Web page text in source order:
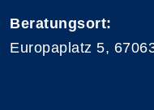
Beratungsort:
Europaplatz 5,